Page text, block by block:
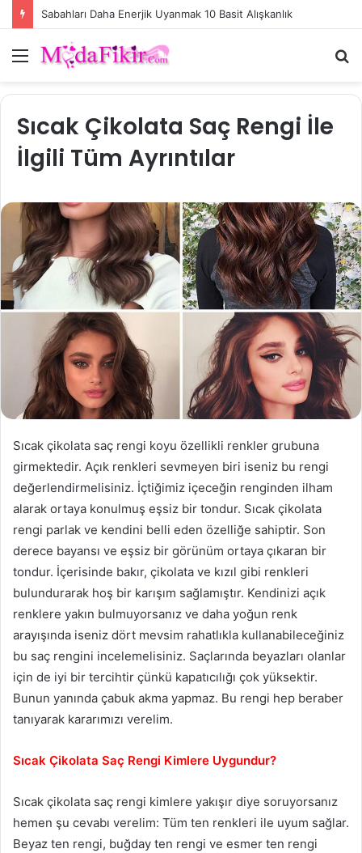
Sabahları Daha Enerjik Uyanmak 10 Basit Alışkanlık
Menü
Sıcak Çikolata Saç Rengi İle
İlgili Tüm Ayrıntılar
Sıcak çikolata saç rengi koyu özellikli renkler grubuna
girmektedir. Açık renkleri sevmeyen biri iseniz bu rengi
değerlendirmelisiniz. İçtiğimiz içeceğin renginden ilham
alarak ortaya konulmuş eşsiz bir tondur. Sıcak çikolata
rengi parlak ve kendini belli eden özelliğe sahiptir. Son
derece bayansı ve eşsiz bir görünüm ortaya çıkaran bir
tondur. İçerisinde bakır, çikolata ve kızıl gibi renkleri
bulundurarak hoş bir karışım sağlamıştır. Kendinizi açık
renklere yakın bulmuyorsanız ve daha yoğun renk
arayışında iseniz dört mevsim rahatlıkla kullanabileceğiniz
bu saç rengini incelemelisiniz. Saçlarında beyazları olanlar
için de iyi bir tercihtir çünkü kapatıcılığı çok yüksektir.
Bunun yanında çabuk akma yapmaz. Bu rengi hep beraber
tanıyarak kararımızı verelim.
Sıcak Çikolata Saç Rengi Kimlere Uygundur?
Sıcak çikolata saç rengi kimlere yakışır diye soruyorsanız
hemen şu cevabı verelim: Tüm ten renkleri ile uyum sağlar.
Beyaz ten rengi, buğday ten rengi ve esmer ten rengi